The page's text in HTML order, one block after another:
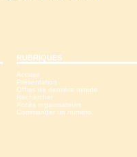
RUBRIQUES
Accueil
Présentation
Offres de dernière minute
Rechercher
Accès organisateurs
Commander un numéro